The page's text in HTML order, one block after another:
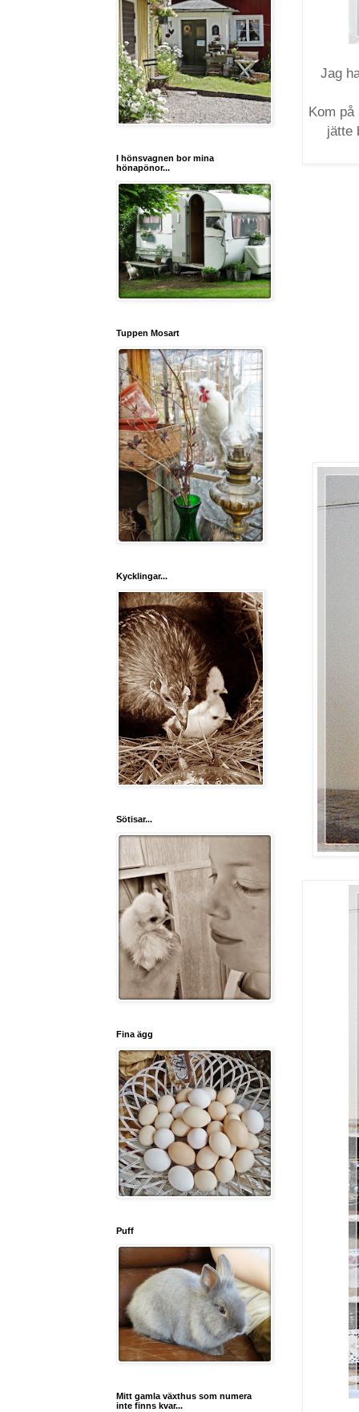
Jag
Kom
jätte
I hönsvagnen bor mina
hönapönor...
Tuppen Mosart
Kycklingar...
Sötisar...
Fina ägg
Puff
Mitt gamla växthus som numera
inte finns kvar...